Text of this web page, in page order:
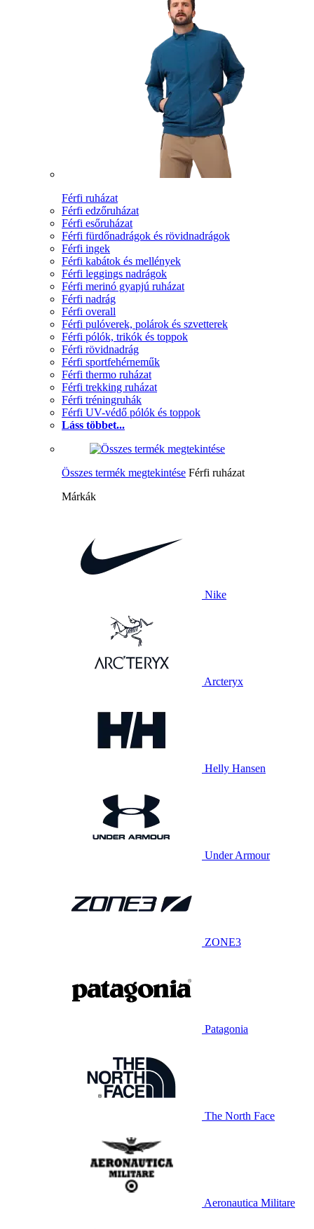
Férfi ruházat
Férfi edzőruházat
Férfi esőruházat
Férfi fürdőnadrágok és rövidnadrágok
Férfi ingek
Férfi kabátok és mellények
Férfi leggings nadrágok
Férfi merinó gyapjú ruházat
Férfi nadrág
Férfi overall
Férfi pulóverek, polárok és szvetterek
Férfi pólók, trikók és toppok
Férfi rövidnadrág
Férfi sportfehérneműk
Férfi thermo ruházat
Férfi trekking ruházat
Férfi tréningruhák
Férfi UV-védő pólók és toppok
Láss többet...
Összes termék megtekintése Férfi ruházat
Márkák
Nike
Arcteryx
Helly Hansen
Under Armour
ZONE3
Patagonia
The North Face
Aeronautica Militare